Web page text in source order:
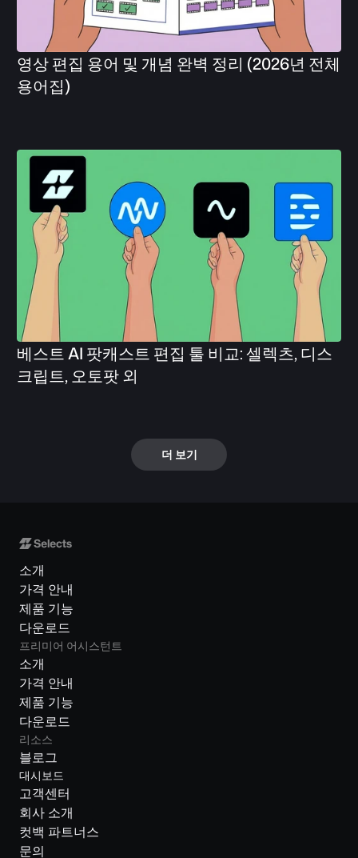
영상 편집 용어 및 개념 완벽 정리 (2026년 전체
용어집)
베스트 AI 팟캐스트 편집 툴 비교: 셀렉츠, 디스
크립트, 오토팟 외
더 보기
소개
가격 안내
제품 기능
다운로드
프리미어 어시스턴트
소개
가격 안내
제품 기능
다운로드
리소스
블로그
대시보드
고객센터
회사 소개
컷백 파트너스
문의